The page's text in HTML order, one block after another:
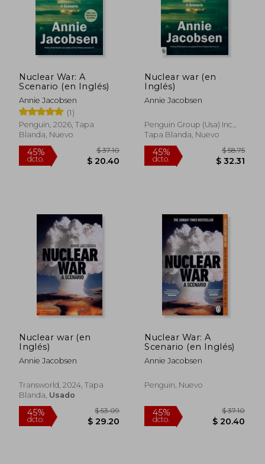
Nuclear War: A
Scenario (en Inglés)
Annie Jacobsen
(1)
Penguin, 2026, Tapa
Blanda, Nuevo
Nuclear war (en
Inglés)
Annie Jacobsen
Penguin Group (Usa) Inc.,
Tapa Blanda, Nuevo
Nuclear war (en
Inglés)
Annie Jacobsen
Transworld, 2024, Tapa
Blanda, Usado
Nuclear War: A
Scenario (en Inglés)
Annie Jacobsen
Penguin, Nuevo